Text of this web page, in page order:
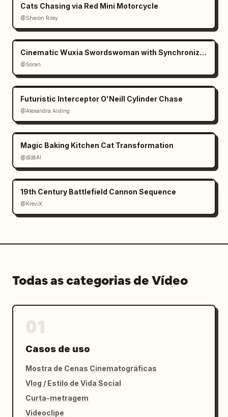
Cats Chasing via Red Mini Motorcycle
@Sharon Riley
Cinematic Wuxia Swordswoman with Synchronized Echoes
@Soran
Futuristic Interceptor O'Neill Cylinder Chase
@Alexandra Aisling
Magic Baking Kitchen Cat Transformation
@探路AI
19th Century Battlefield Cannon Sequence
@KreviX
Todas as categorias de Vídeo
Casos de uso
Mostra de Cenas Cinematográficas
Vlog / Estilo de Vida Social
Curta-metragem
Videoclipe